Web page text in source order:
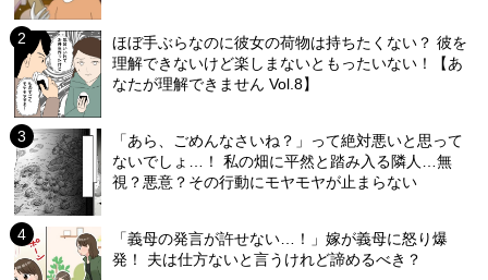
ほぼ手ぶらなのに彼女の荷物は持ちたくない？ 彼を
理解できないけど楽しまないともったいない！【あ
なたが理解できません Vol.8】
「あら、ごめんなさいね？」って絶対悪いと思って
ないでしょ…！ 私の畑に平然と踏み入る隣人…無
視？悪意？その行動にモヤモヤが止まらない
「義母の発言が許せない…！」嫁が義母に怒り爆
発！ 夫は仕方ないと言うけれど諦めるべき？